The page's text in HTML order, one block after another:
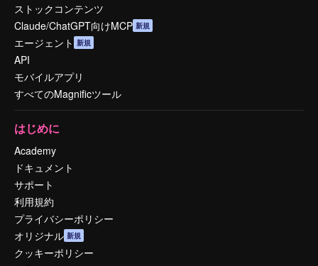
ストックコンテンツ
Claude/ChatGPT向けMCP 新規
エージェント 新規
API
モバイルアプリ
すべてのMagnificツール
はじめに
Academy
ドキュメント
サポート
利用規約
プライバシーポリシー
オリジナル 新規
クッキーポリシー